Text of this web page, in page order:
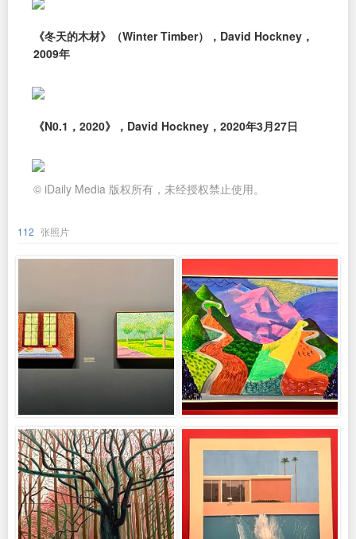
《冬天的木材》（Winter Timber），David Hockney，
2009年
《N0.1，2020》，David Hockney，2020年3月27日
© iDaily Media 版权所有，未经授权禁止使用。
112 张照片